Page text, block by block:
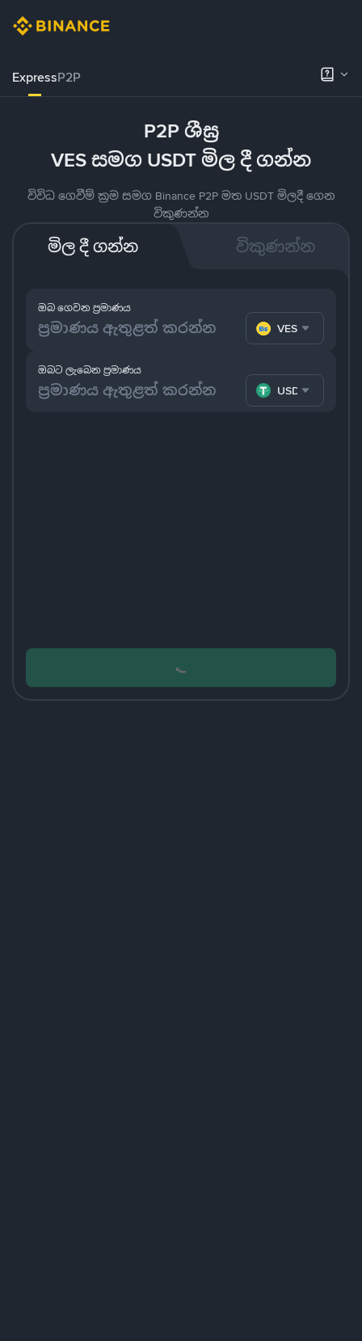
ExpressP2P
P2P ශීඝ්‍ර
VES සමග USDT මිල දී ගන්න
විවිධ ගෙවීම් ක්‍රම සමග Binance P2P මත USDT මිලදී ගෙන
විකුණන්න
මිල දී ගන්න විකුණන්න
ඔබ ගෙවන ප්‍රමාණය
VES
ඔබට ලැබෙන ප්‍රමාණය
USDT